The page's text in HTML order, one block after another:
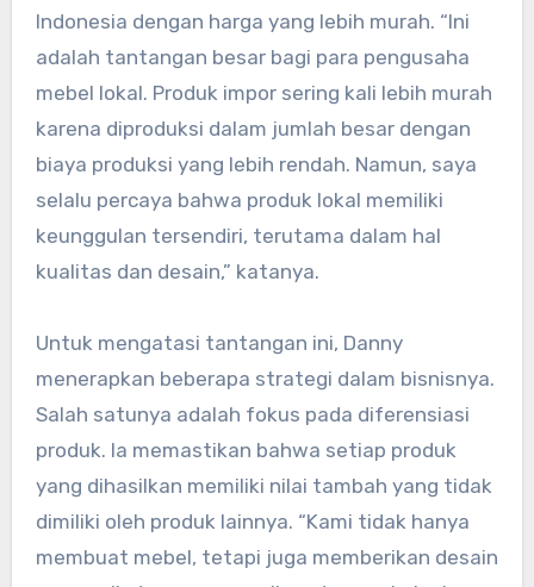
Indonesia dengan harga yang lebih murah. “Ini
adalah tantangan besar bagi para pengusaha
mebel lokal. Produk impor sering kali lebih murah
karena diproduksi dalam jumlah besar dengan
biaya produksi yang lebih rendah. Namun, saya
selalu percaya bahwa produk lokal memiliki
keunggulan tersendiri, terutama dalam hal
kualitas dan desain,” katanya.
Untuk mengatasi tantangan ini, Danny
menerapkan beberapa strategi dalam bisnisnya.
Salah satunya adalah fokus pada diferensiasi
produk. Ia memastikan bahwa setiap produk
yang dihasilkan memiliki nilai tambah yang tidak
dimiliki oleh produk lainnya. “Kami tidak hanya
membuat mebel, tetapi juga memberikan desain